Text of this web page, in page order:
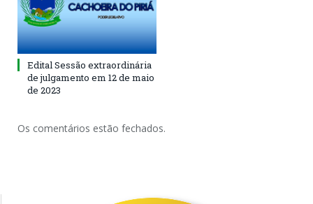
Edital Sessão extraordinária
de julgamento em 12 de maio
de 2023
Os comentários estão fechados.